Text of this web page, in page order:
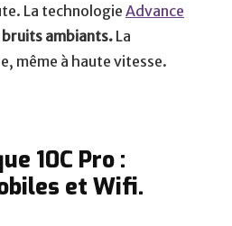
La technologie Advance
ambiants. La
même à haute vitesse.
10C Pro :
et Wifi.